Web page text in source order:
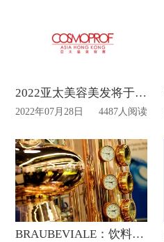
2022亚太美容美发将于11月份新加坡举办Cosmoprof Asia
2022年07月28日 4487人阅读
BRAUBEVIALE：饮料生产工艺链的贸易展览会